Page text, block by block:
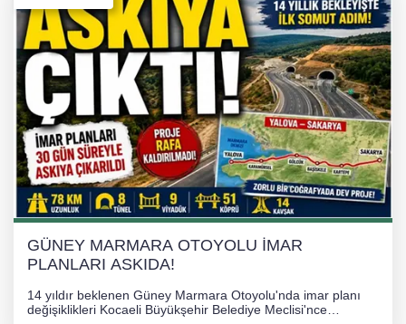
İHRACAT REKORU VAR, PEKİ EMEĞİN
KARŞILIĞI NEREDE?
TONAMİ KÖPRÜSÜ'NDE PANİK!
GÜNEY MARMARA OTOYOLU İMAR
PLANLARI ASKIDA!
GÜNEY MARMARA OTOYOLU İMAR
PLANLARI ASKIDA!
14 yıldır beklenen Güney Marmara Otoyolu'nda imar planı
değişiklikleri Kocaeli Büyükşehir Belediye Meclisi'nce